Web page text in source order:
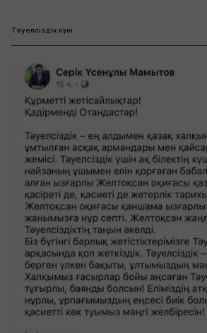
Тәуелсіздік күні